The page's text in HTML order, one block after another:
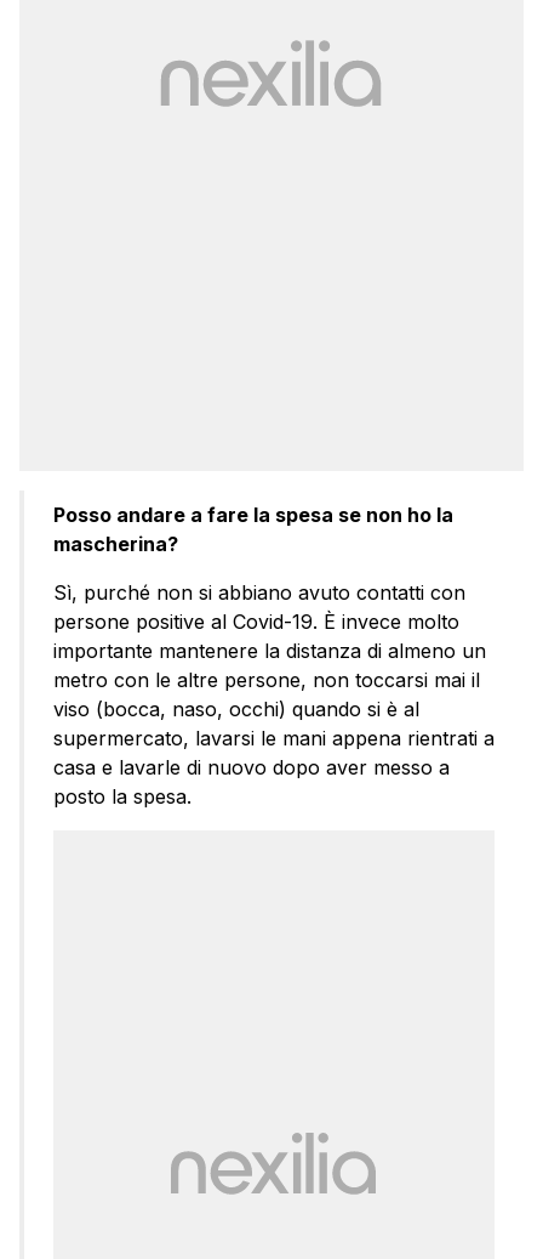
Posso andare a fare la spesa se non ho la
mascherina?
Sì, purché non si abbiano avuto contatti con
persone positive al Covid-19. È invece molto
importante mantenere la distanza di almeno un
metro con le altre persone, non toccarsi mai il
viso (bocca, naso, occhi) quando si è al
supermercato, lavarsi le mani appena rientrati a
casa e lavarle di nuovo dopo aver messo a
posto la spesa.